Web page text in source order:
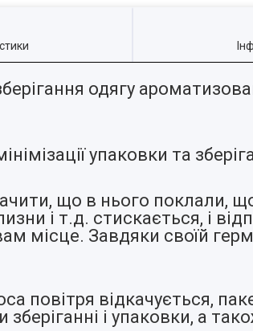
одягу
упаковки та
що в нього поклали,
і т.д. стискається, і
місце. Завдяки своїй
відкачується,
і упаковки, а